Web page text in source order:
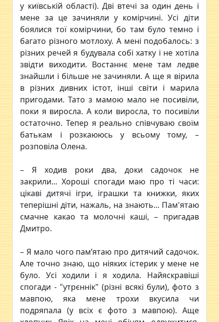
у київській області). Дві втечі за один день і
мене за це зачиняли у комірчині. Усі діти
боялися тої комірчини, бо там було темно і
багато різного мотлоху. А мені подобалось: з
різних речей я будувала собі хатку і не хотіла
звідти виходити. Востаннє мене там ледве
знайшли і більше не зачиняли. А ще я вірила
в різних дивних істот, інші світи і марила
пригодами. Тато з мамою мало не посивіли,
поки я виросла. А коли виросла, то посивіли
остаточно. Тепер я реально співчуваю своїм
батькам і розкаююсь у всьому тому, –
розповіла Олена.
– Я ходив роки два, доки садочок не
закрили... Хороші спогади маю про ті часи:
цікаві дитячі ігри, іграшки та книжки, яких
теперішні діти, нажаль, на знають... Пам'ятаю
смачне какао та молочні каші, – пригадав
Дмитро.
– Я мало чого пам’ятаю про дитячий садочок.
Але точно знаю, що ніяких істерик у мене не
було. Усі ходили і я ходила. Найяскравіші
спогади - "утрєннік" (різні всякі були), фото з
мавпою, яка мене трохи вкусила чи
подряпала (у всіх є фото з мавпою). Аще